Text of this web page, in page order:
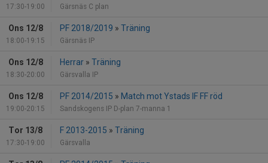
17:30-19:00 Gärsnäs C plan
Ons 12/8
18:00-19:15
PF 2018/2019 » Träning
Gärsnäs IP
Ons 12/8
18:30-20:00
Herrar » Träning
Gärsvalla IP
Ons 12/8
19:00-20:15
PF 2014/2015 » Match mot Ystads IF FF röd
Sandskogens IP D-plan 7-manna 1
Tor 13/8
17:30-19:00
F 2013-2015 » Träning
Gärsvalla